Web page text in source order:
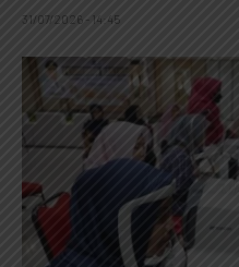
31/07/2026 - 14:45